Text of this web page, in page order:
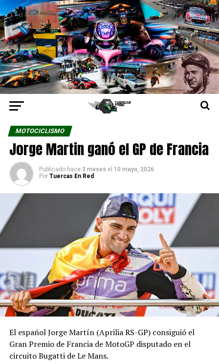
MOTOCICLISMO
Jorge Martin ganó el GP de Francia
Publicado hace 3 meses el 10 mayo, 2026
Por Tuercas En Red
El español Jorge Martín (Aprilia RS-GP) consiguió el
Gran Premio de Francia de MotoGP disputado en el
circuito Bugatti de Le Mans.